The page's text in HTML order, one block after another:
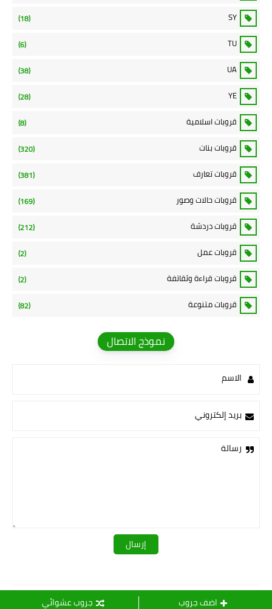
اضف جروب جروب عشوائي
SY
(18)
TU
(6)
UA
(38)
YE
(28)
قروبات اسلامية (8)
قروبات بنات (320)
قروبات تعارف (381)
قروبات حالات وصور (169)
قروبات دردشة (212)
قروبات عمل (2)
قروبات قراءة وثقاتفة (2)
قروبات متنوعة (82)
نموذج الاتصال
الاسم
بريد إلكتروني
رسالة
قـــــروبات ســ💛ــيدرا